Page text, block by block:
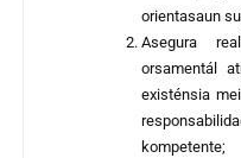
orientasaun
Asegura
orsamentál
existénsia
kompetente;